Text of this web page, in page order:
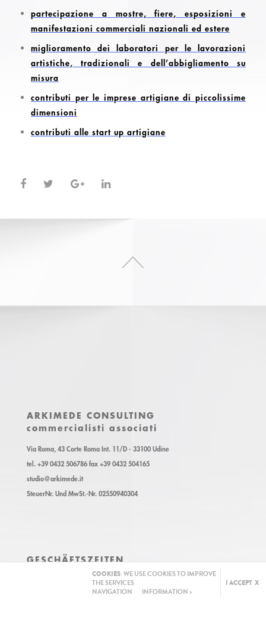
partecipazione a mostre, fiere, esposizioni e
manifestazioni commerciali nazionali ed estere
miglioramento dei laboratori per le lavorazioni
artistiche, tradizionali e dell’abbigliamento su
misura
contributi per le imprese artigiane di piccolissime
dimensioni
contributi alle start up artigiane
ARKIMEDE CONSULTING
commercialisti associati
Via Roma, 43 Corte Roma Int. 11/D - 33100 Udine
tel. +39 0432 506786 fax +39 0432 504165
studio@arkimede.it
SteuerNr. Und MwSt.-Nr. 02550940304
GESCHÄFTSZEITEN
8.30 - 13.00 / 14.30 - 18.30
COOKIES: WE USE COOKIES TO IMPROVE
THE SERVICES
NAVIGATION
INFORMATION >
I ACCEPT X